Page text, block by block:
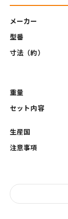
メーカー
型番
寸法（約）
重量
セット内容
生産国
注意事項